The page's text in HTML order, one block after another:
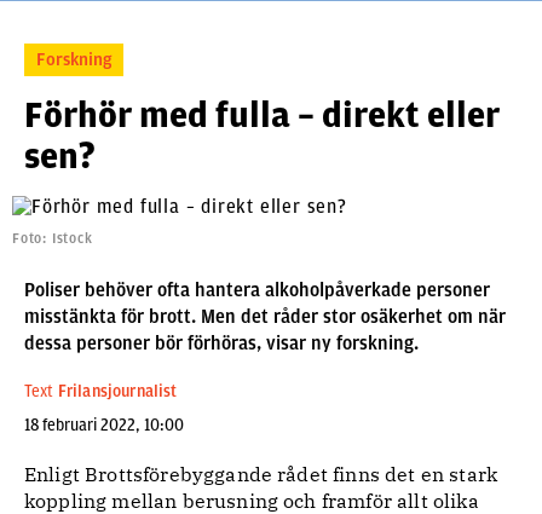
Forskning
Förhör med fulla – direkt eller
sen?
Foto: Istock
Poliser behöver ofta hantera alkoholpåverkade personer
misstänkta för brott. Men det råder stor osäkerhet om när
dessa personer bör förhöras, visar ny forskning.
Text Frilansjournalist
18 februari 2022, 10:00
Enligt Brottsförebyggande rådet finns det en stark
koppling mellan berusning och framför allt olika